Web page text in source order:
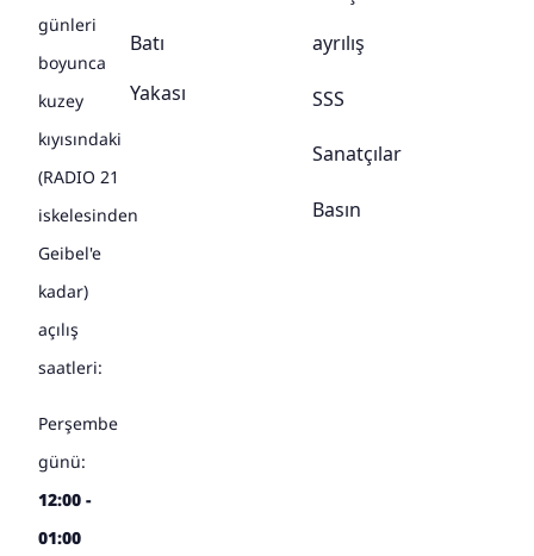
günleri
boyunca
kuzey
kıyısındaki
(RADIO 21
iskelesinden
Geibel'e
kadar)
açılış
saatleri:
Perşembe
günü:
12:00 -
01:00
Batı
Yakası
ayrılış
SSS
Sanatçılar
Basın